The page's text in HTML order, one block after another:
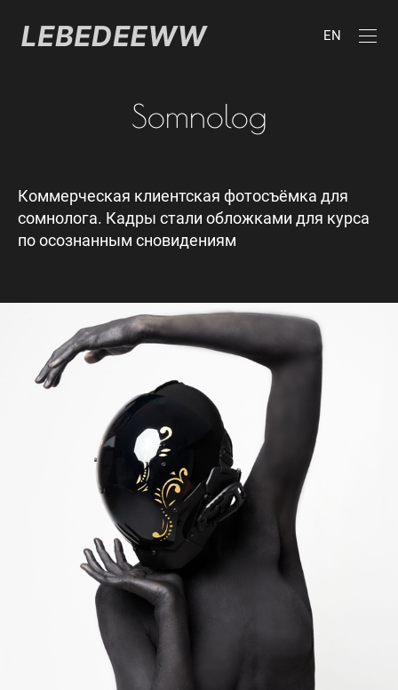
EN
Somnolog
Коммерческая клиентская фотосъёмка для
сомнолога. Кадры стали обложками для курса
по осознанным сновидениям